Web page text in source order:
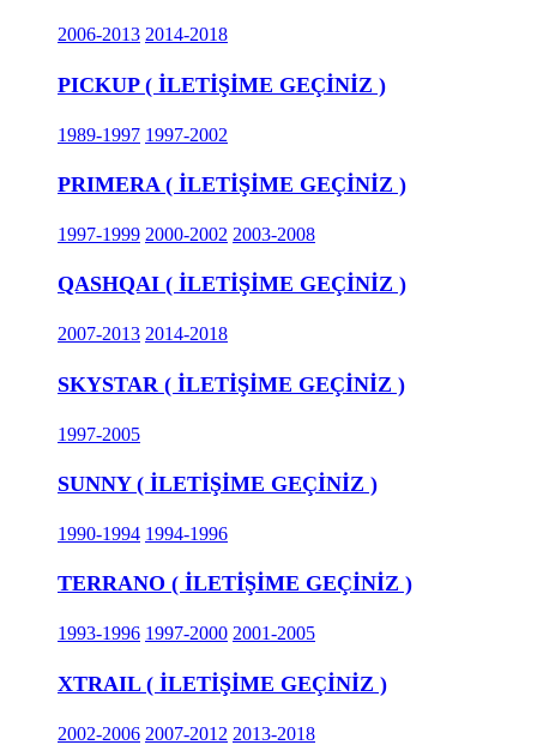
2006-2013 2014-2018
PICKUP ( İLETİŞİME GEÇİNİZ )
1989-1997 1997-2002
PRIMERA ( İLETİŞİME GEÇİNİZ )
1997-1999 2000-2002 2003-2008
QASHQAI ( İLETİŞİME GEÇİNİZ )
2007-2013 2014-2018
SKYSTAR ( İLETİŞİME GEÇİNİZ )
1997-2005
SUNNY ( İLETİŞİME GEÇİNİZ )
1990-1994 1994-1996
TERRANO ( İLETİŞİME GEÇİNİZ )
1993-1996 1997-2000 2001-2005
XTRAIL ( İLETİŞİME GEÇİNİZ )
2002-2006 2007-2012 2013-2018